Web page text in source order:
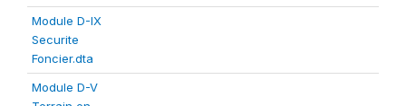
Module D-IX
Securite
Foncier.dta
Module D-V